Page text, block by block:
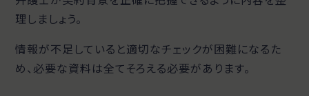
理しましょう。
情報が不足していると適切なチェックが困難になるた
め、必要な資料は全てそろえる必要があります。